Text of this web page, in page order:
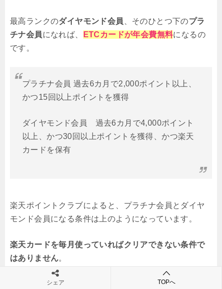
最高ランクのダイヤモンド会員 、そのひとつ下のプラ
チナ会員になれば、 ETCカードが年会費無料になるの
です。
プラチナ会員 過去6カ月で2,000ポイント以上、
かつ15回以上ポイントを獲得
ダイヤモンド会員 過去6カ月で4,000ポイント
以上、かつ30回以上ポイントを獲得、かつ楽天
カードを保有
楽天ポイントクラブによると、プラチナ会員とダイヤ
モンド会員になる条件は上のようになっています。
楽天カードを毎月使っていればクリアできない条件で
はありません。
プラチナ会員以上を目指して、 ETCカードを年会費無
シェア TOPへ